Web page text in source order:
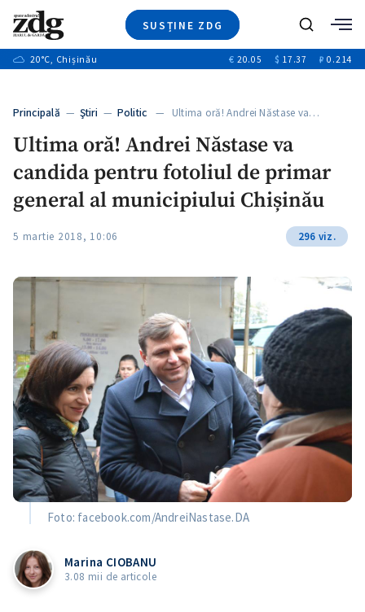
SUSȚINE ZDG
Ştiri
+6
Video
Special
+1
Blog
+2
ZdGust
Caută
20°C, Chișinău € 20.05 $ 17.37 ₽ 0.214
Principală — Ştiri — Politic — Ultima oră! Andrei Năstase va…
Ultima oră! Andrei Năstase va
candida pentru fotoliul de primar
general al municipiului Chișinău
5 martie 2018, 10:06 296 viz.
Foto: facebook.com/AndreiNastase.DA
Marina CIOBANU
3.08 mii de articole